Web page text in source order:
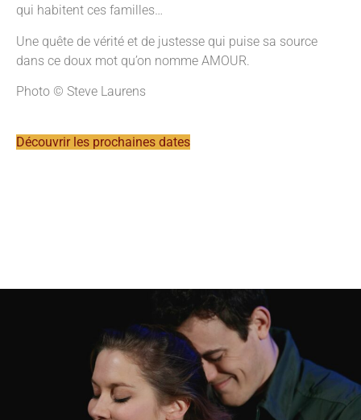
qui habitent ces familles…
Une quête de vérité et de justesse qui puise sa source
dans ce doux mot qu’on nomme AMOUR.
Photo © Steve Laurens
Découvrir les prochaines dates